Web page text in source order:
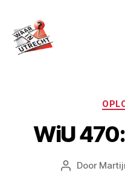
WiU
Berichtauteur
Door